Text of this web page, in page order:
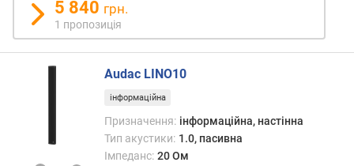
Б
)
5 840 грн.
1 пропозиція
Audac LINO10
інформаційна
Призначення: інформаційна, настінна
Тип акустики: 1.0, пасивна
Імпеданс: 20 Ом